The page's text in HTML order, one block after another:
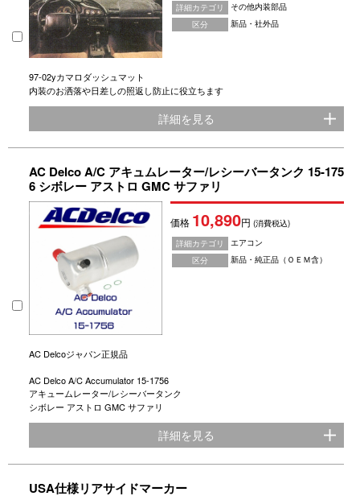
詳細カテゴリ
その他内装部品
区分
新品・社外品
97‐02yカマロダッシュマット
内装のお洒落や日差しの照返し防止に役立ちます
詳細を見る
AC Delco A/C アキュムレーター/レシーバータンク 15-175
6 シボレー アストロ GMC サファリ
価格 10,890円(消費税込)
詳細カテゴリ
エアコン
区分
新品・純正品（ＯＥＭ含）
AC Delcoジャパン正規品
AC Delco A/C Accumulator 15-1756
アキュームレーター/レシーバータンク
シボレー アストロ GMC サファリ
詳細を見る
USA仕様リアサイドマーカー